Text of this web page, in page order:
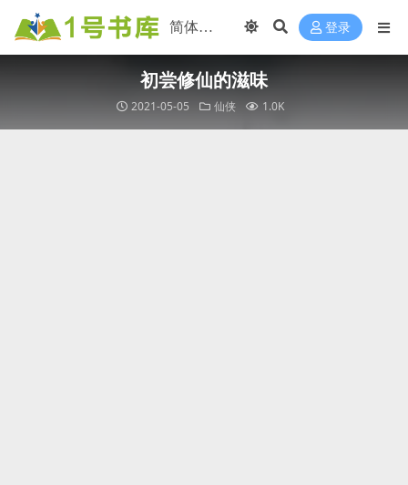
登录
初尝修仙的滋味
2021-05-05 仙侠 1.0K